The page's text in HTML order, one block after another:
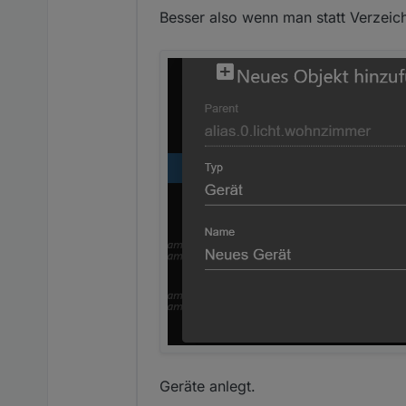
Besser also wenn man statt
Geräte anlegt.